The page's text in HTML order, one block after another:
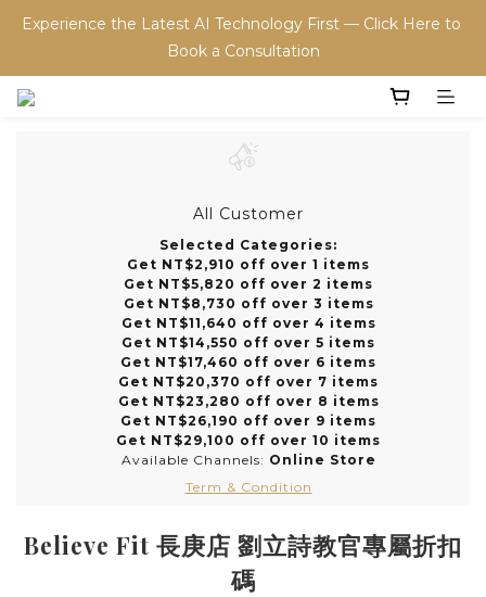
Experience the Latest AI Technology First — Click Here to
Book a Consultation
All Customer
Selected Categories:
Get NT$2,910 off over 1 items
Get NT$5,820 off over 2 items
Get NT$8,730 off over 3 items
Get NT$11,640 off over 4 items
Get NT$14,550 off over 5 items
Get NT$17,460 off over 6 items
Get NT$20,370 off over 7 items
Get NT$23,280 off over 8 items
Get NT$26,190 off over 9 items
Get NT$29,100 off over 10 items
Available Channels: Online Store
Term & Condition
Believe Fit 長庚店 劉立詩教官專屬折扣
碼